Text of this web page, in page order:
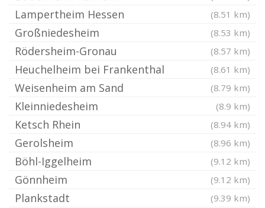
Lampertheim Hessen (8.51 km)
Großniedesheim (8.53 km)
Rödersheim-Gronau (8.57 km)
Heuchelheim bei Frankenthal (8.61 km)
Weisenheim am Sand (8.79 km)
Kleinniedesheim (8.9 km)
Ketsch Rhein (8.94 km)
Gerolsheim (8.96 km)
Böhl-Iggelheim (9.12 km)
Gönnheim (9.12 km)
Plankstadt (9.39 km)